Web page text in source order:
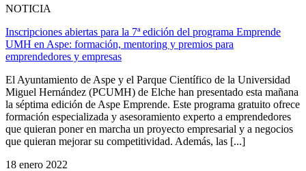
NOTICIA
Inscripciones abiertas para la 7ª edición del programa Emprende
UMH en Aspe: formación, mentoring y premios para
emprendedores y empresas
El Ayuntamiento de Aspe y el Parque Científico de la Universidad
Miguel Hernández (PCUMH) de Elche han presentado esta mañana
la séptima edición de Aspe Emprende. Este programa gratuito ofrece
formación especializada y asesoramiento experto a emprendedores
que quieran poner en marcha un proyecto empresarial y a negocios
que quieran mejorar su competitividad. Además, las [...]
18 enero 2022